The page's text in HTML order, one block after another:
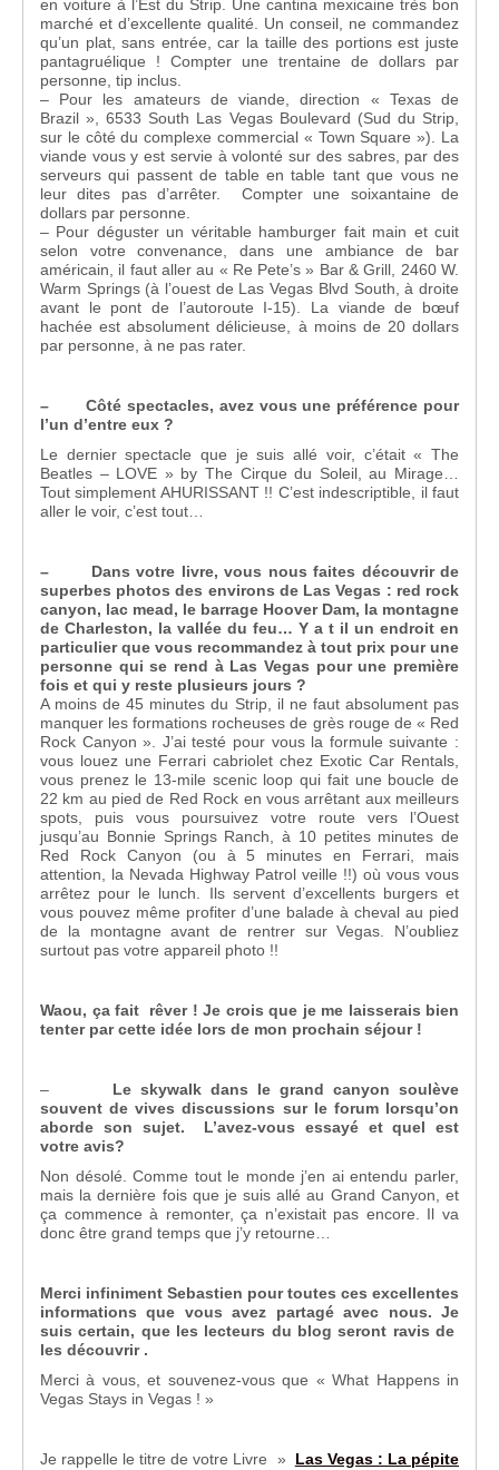
en voiture à l’Est du Strip. Une cantina mexicaine très bon
marché et d’excellente qualité. Un conseil, ne commandez
qu’un plat, sans entrée, car la taille des portions est juste
pantagruélique ! Compter une trentaine de dollars par
personne, tip inclus.
– Pour les amateurs de viande, direction « Texas de
Brazil », 6533 South Las Vegas Boulevard (Sud du Strip,
sur le côté du complexe commercial « Town Square »). La
viande vous y est servie à volonté sur des sabres, par des
serveurs qui passent de table en table tant que vous ne
leur dites pas d’arrêter. Compter une soixantaine de
dollars par personne.
– Pour déguster un véritable hamburger fait main et cuit
selon votre convenance, dans une ambiance de bar
américain, il faut aller au « Re Pete’s » Bar & Grill, 2460 W.
Warm Springs (à l’ouest de Las Vegas Blvd South, à droite
avant le pont de l’autoroute I-15). La viande de bœuf
hachée est absolument délicieuse, à moins de 20 dollars
par personne, à ne pas rater.
– Côté spectacles, avez vous une préférence pour
l’un d’entre eux ?
Le dernier spectacle que je suis allé voir, c’était « The
Beatles – LOVE » by The Cirque du Soleil, au Mirage…
Tout simplement AHURISSANT !! C’est indescriptible, il faut
aller le voir, c’est tout…
– Dans votre livre, vous nous faites découvrir de
superbes photos des environs de Las Vegas : red rock
canyon, lac mead, le barrage Hoover Dam, la montagne
de Charleston, la vallée du feu… Y a t il un endroit en
particulier que vous recommandez à tout prix pour une
personne qui se rend à Las Vegas pour une première
fois et qui y reste plusieurs jours ?
A moins de 45 minutes du Strip, il ne faut absolument pas
manquer les formations rocheuses de grès rouge de « Red
Rock Canyon ». J’ai testé pour vous la formule suivante :
vous louez une Ferrari cabriolet chez Exotic Car Rentals,
vous prenez le 13-mile scenic loop qui fait une boucle de
22 km au pied de Red Rock en vous arrêtant aux meilleurs
spots, puis vous poursuivez votre route vers l’Ouest
jusqu’au Bonnie Springs Ranch, à 10 petites minutes de
Red Rock Canyon (ou à 5 minutes en Ferrari, mais
attention, la Nevada Highway Patrol veille !!) où vous vous
arrêtez pour le lunch. Ils servent d’excellents burgers et
vous pouvez même profiter d’une balade à cheval au pied
de la montagne avant de rentrer sur Vegas. N’oubliez
surtout pas votre appareil photo !!
Waou, ça fait rêver ! Je crois que je me laisserais bien
tenter par cette idée lors de mon prochain séjour !
–
Le skywalk dans le grand canyon soulève
souvent de vives discussions sur le forum lorsqu’on
aborde son sujet. L’avez-vous essayé et quel est
votre avis?
Non désolé. Comme tout le monde j’en ai entendu parler,
mais la dernière fois que je suis allé au Grand Canyon, et
ça commence à remonter, ça n’existait pas encore. Il va
donc être grand temps que j’y retourne…
Merci infiniment Sebastien pour toutes ces excellentes
informations que vous avez partagé avec nous. Je
suis certain, que les lecteurs du blog seront ravis de
les découvrir .
Merci à vous, et souvenez-vous que « What Happens in
Vegas Stays in Vegas ! »
Je rappelle le titre de votre Livre » Las Vegas : La pépite